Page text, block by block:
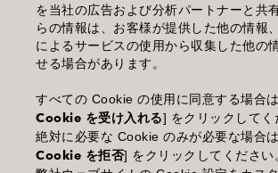
個人情報保護指針
化粧品等の使用上の注意
(土・日・休日を除く 9:00-12:00 /
※年末年始休業；12/30~1/4
を当社の広告および分析パートナーと共
らの情報は、お客様が提供した他の情報
によるサービスの使用から収集した他の
せる場合があります。
すべての Cookie の使用に同意する場合
Cookie を受け入れる] をクリックしてく
絶対に必要な Cookie のみが必要な場合
Cookie を拒否] をクリックしてください